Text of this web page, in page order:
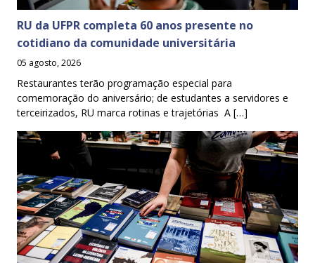
RU da UFPR completa 60 anos presente no
cotidiano da comunidade universitária
05 agosto, 2026
Restaurantes terão programação especial para
comemoração do aniversário; de estudantes a servidores e
terceirizados, RU marca rotinas e trajetórias A […]